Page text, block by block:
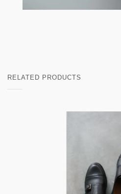
RELATED PRODUCTS